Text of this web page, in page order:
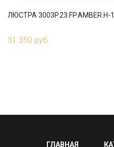
ЛЮСТРА 3003P.23.FP.AMBER.H-
31 350 руб.
ГЛАВНАЯ